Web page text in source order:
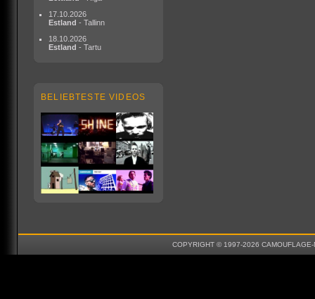
17.10.2026
Estland - Tallinn
18.10.2026
Estland - Tartu
BELIEBTESTE VIDEOS
COPYRIGHT © 1997-2026 CAMOUFLAGE-